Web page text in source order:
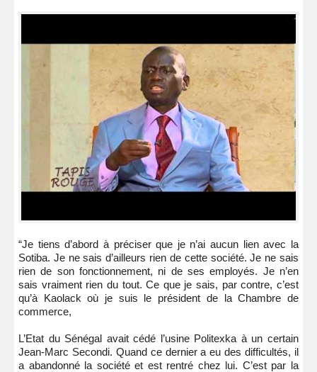
“Je tiens d’abord à préciser que je n’ai aucun lien avec la
Sotiba. Je ne sais d’ailleurs rien de cette société. Je ne sais
rien de son fonctionnement, ni de ses employés. Je n’en
sais vraiment rien du tout. Ce que je sais, par contre, c’est
qu’à Kaolack où je suis le président de la Chambre de
commerce,
L’Etat du Sénégal avait cédé l’usine Politexka à un certain
Jean-Marc Secondi. Quand ce dernier a eu des difficultés, il
a abandonné la société et est rentré chez lui. C’est par la